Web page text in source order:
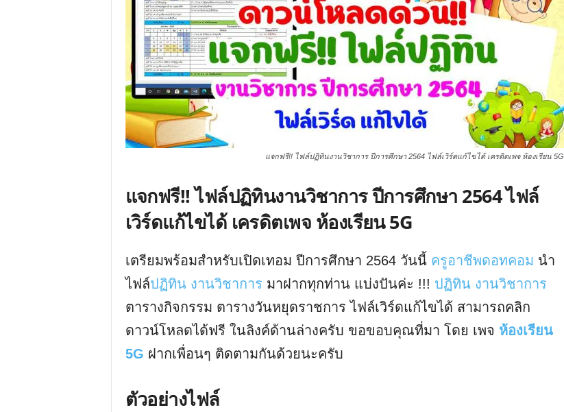
แจกฟรี!! ไฟล์ปฏิทินงานวิชาการ ปีการศึกษา 2564 ไฟล์เวิร์ดแก้ไขได้ เครดิตเพจ ห้องเรียน 5G
แจกฟรี!! ไฟล์ปฏิทินงานวิชาการ ปีการศึกษา 2564 ไฟล์
เวิร์ดแก้ไขได้ เครดิตเพจ ห้องเรียน 5G
เตรียมพร้อมสำหรับเปิดเทอม ปีการศึกษา 2564 วันนี้ ครูอาชีพดอทคอม นำ
ไฟล์ปฏิทิน งานวิชาการ มาฝากทุกท่าน แบ่งปันค่ะ !!! ปฏิทิน งานวิชาการ
ตารางกิจกรรม ตารางวันหยุดราชการ ไฟล์เวิร์ดแก้ไขได้ สามารถคลิก
ดาวน์โหลดได้ฟรี ในลิงค์ด้านล่างครับ ขอขอบคุณที่มา โดย เพจ ห้องเรียน
5G ฝากเพื่อนๆ ติดตามกันด้วยนะครับ
ตัวอย่างไฟล์